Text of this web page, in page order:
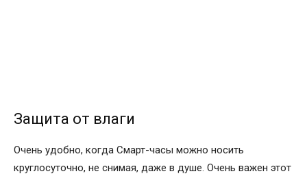
Защита от влаги
Очень удобно, когда Смарт-часы можно носить
круглосуточно, не снимая, даже в душе. Очень важен этот